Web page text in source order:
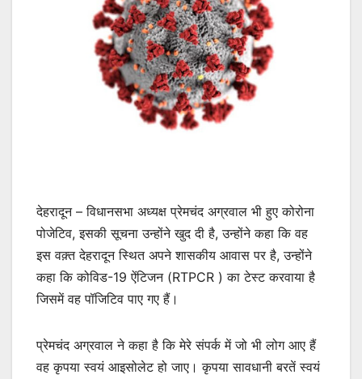
देहरादून – विधानसभा अध्यक्ष प्रेमचंद अग्रवाल भी हुए कोरोना
पोजेटिव, इसकी सूचना उन्होंने खुद दी है, उन्होंने कहा कि वह
इस वक़्त देहरादून स्थित अपने शासकीय आवास पर है, उन्होंने
कहा कि कोविड-19 ऐंटिजन (RTPCR ) का टेस्ट करवाया है
जिसमें वह पॉजिटिव पाए गए हैं।
प्रेमचंद अग्रवाल ने कहा है कि मेरे संपर्क में जो भी लोग आए हैं
वह कृपया स्वयं आइसोलेट हो जाए। कृपया सावधानी बरतें स्वयं